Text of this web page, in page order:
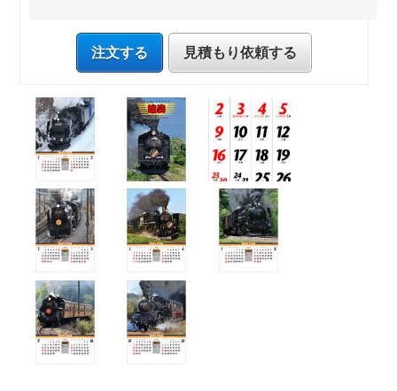
注文する 見積もり依頼する